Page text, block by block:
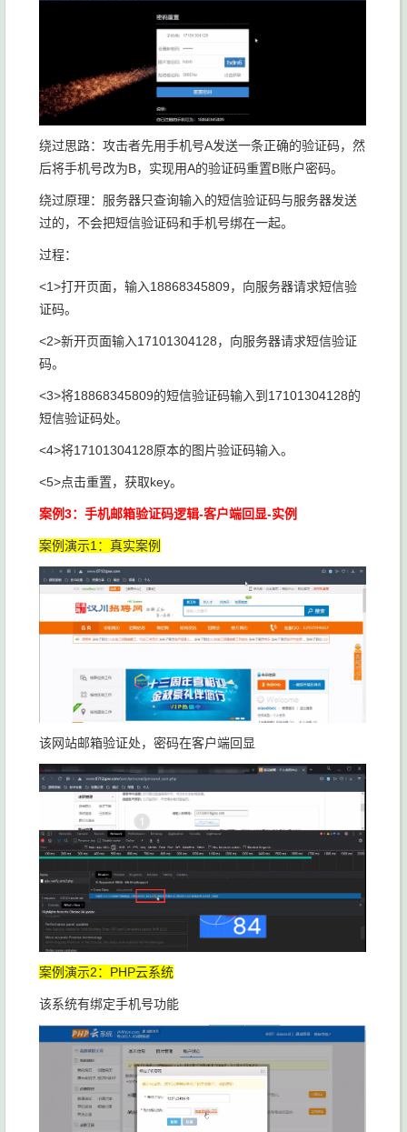
绕过思路：攻击者先用手机号A发送一条正确的验证码，然
后将手机号改为B，实现用A的验证码重置B账户密码。
绕过原理：服务器只查询输入的短信验证码与服务器发送
过的，不会把短信验证码和手机号绑在一起。
过程：
<1>打开页面，输入18868345809，向服务器请求短信验
证码。
<2>新开页面输入17101304128，向服务器请求短信验证
码。
<3>将18868345809的短信验证码输入到17101304128的
短信验证码处。
<4>将17101304128原本的图片验证码输入。
<5>点击重置，获取key。
案例3：手机邮箱验证码逻辑-客户端回显-实例
案例演示1：真实案例
该网站邮箱验证处，密码在客户端回显
案例演示2：PHP云系统
该系统有绑定手机号功能